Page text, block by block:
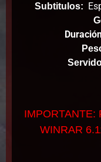
Subtitulos:
IMPORTANTE:
WINRAR